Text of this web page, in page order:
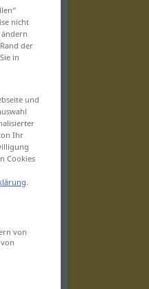
nicht
der
in
und
Ihr
Cookies
.
von